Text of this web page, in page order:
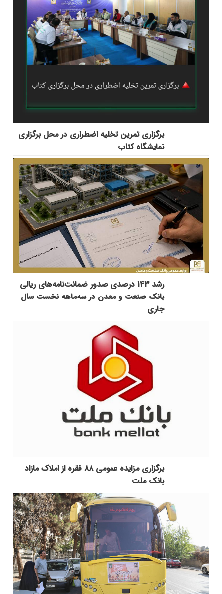
برگزاری تمرین تخلیه اضطراری در محل برگزاری
نمایشگاه کتاب
رشد ۱۴۳ درصدی صدور ضمانت‌نامه‌های ریالی
بانک صنعت و معدن در سه‌ماهه نخست سال
جاری
برگزاری مزایده عمومی ۸۸ فقره از املاک مازاد
بانک ملت